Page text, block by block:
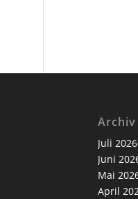
Archiv
Juli 2026
Juni
Mai
April